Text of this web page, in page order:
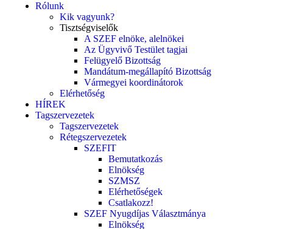
Rólunk
Kik vagyunk?
Tisztségviselők
A SZEF elnöke, alelnökei
Az Ügyvivő Testület tagjai
Felügyelő Bizottság
Mandátum-megállapító Bizottság
Vármegyei koordinátorok
Elérhetőség
HÍREK
Tagszervezetek
Tagszervezetek
Rétegszervezetek
SZEFIT
Bemutatkozás
Elnökség
SZMSZ
Elérhetőségek
Csatlakozz!
SZEF Nyugdíjas Választmánya
Elnökség